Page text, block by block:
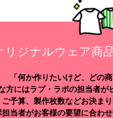
リジナルウェア商
「何か作りたいけど、どの
方にはラブ・ラボの担当者が
予算、製作枚数などお決ま
当者がお客様の要望に合わ